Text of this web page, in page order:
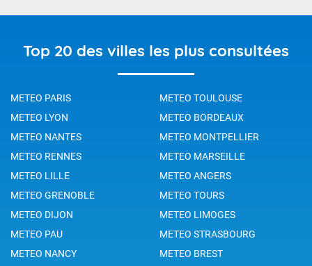
Top 20 des villes les plus consultées
METEO PARIS
METEO TOULOUSE
METEO LYON
METEO BORDEAUX
METEO NANTES
METEO MONTPELLIER
METEO RENNES
METEO MARSEILLE
METEO LILLE
METEO ANGERS
METEO GRENOBLE
METEO TOURS
METEO DIJON
METEO LIMOGES
METEO PAU
METEO STRASBOURG
METEO NANCY
METEO BREST